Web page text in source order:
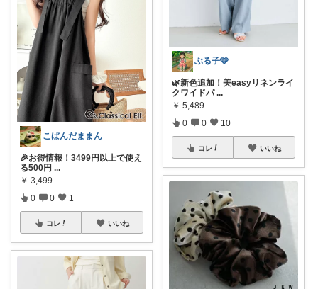
こぱんだままん
🎉お得情報！3499円以上で使え
る500円 ...
￥ 3,499
0 0 1
コレ いいね
ぶる子🩵
🌿新色追加！美easyリネンライ
クワイドパ ...
￥ 5,489
0 0 10
コレ いいね